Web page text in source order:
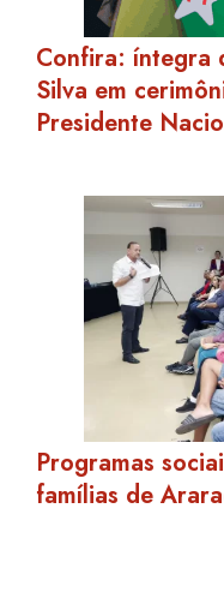
Confira: íntegra
Silva em
Presidente
Programas
famílias de